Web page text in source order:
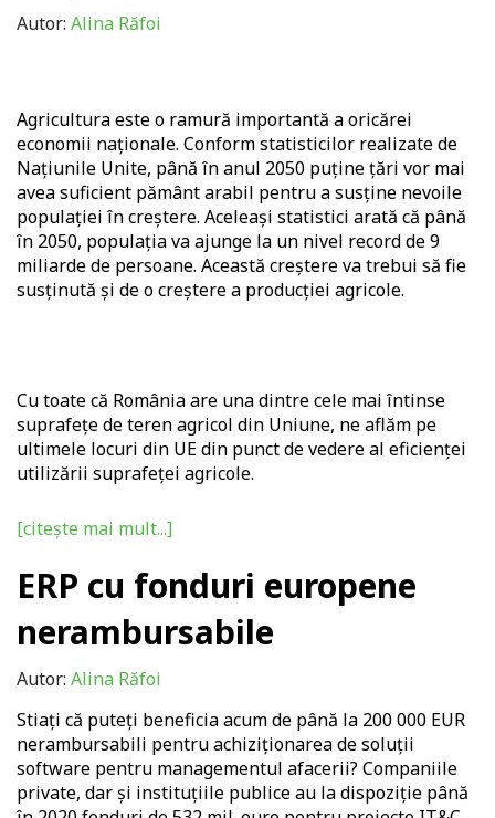
Autor: Alina Răfoi
Agricultura este o ramură importantă a oricărei
economii naţionale. Conform statisticilor realizate de
Națiunile Unite, până în anul 2050 puține țări vor mai
avea suficient pământ arabil pentru a susține nevoile
populației în creștere. Aceleași statistici arată că până
în 2050, populația va ajunge la un nivel record de 9
miliarde de persoane. Această creștere va trebui să fie
susținută și de o creștere a producției agricole.
Cu toate că România are una dintre cele mai întinse
suprafețe de teren agricol din Uniune, ne aflăm pe
ultimele locuri din UE din punct de vedere al eficienței
utilizării suprafeței agricole.
[citește mai mult...]
ERP cu fonduri europene
nerambursabile
Autor: Alina Răfoi
Stiați că puteți beneficia acum de până la 200 000 EUR
nerambursabili pentru achiziționarea de soluții
software pentru managementul afacerii? Companiile
private, dar şi instituţiile publice au la dispoziţie până